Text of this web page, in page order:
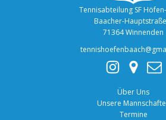
Tennisabteilung SF
Baacher-
71364 Winnenden
Über Uns
Unsere
Termine